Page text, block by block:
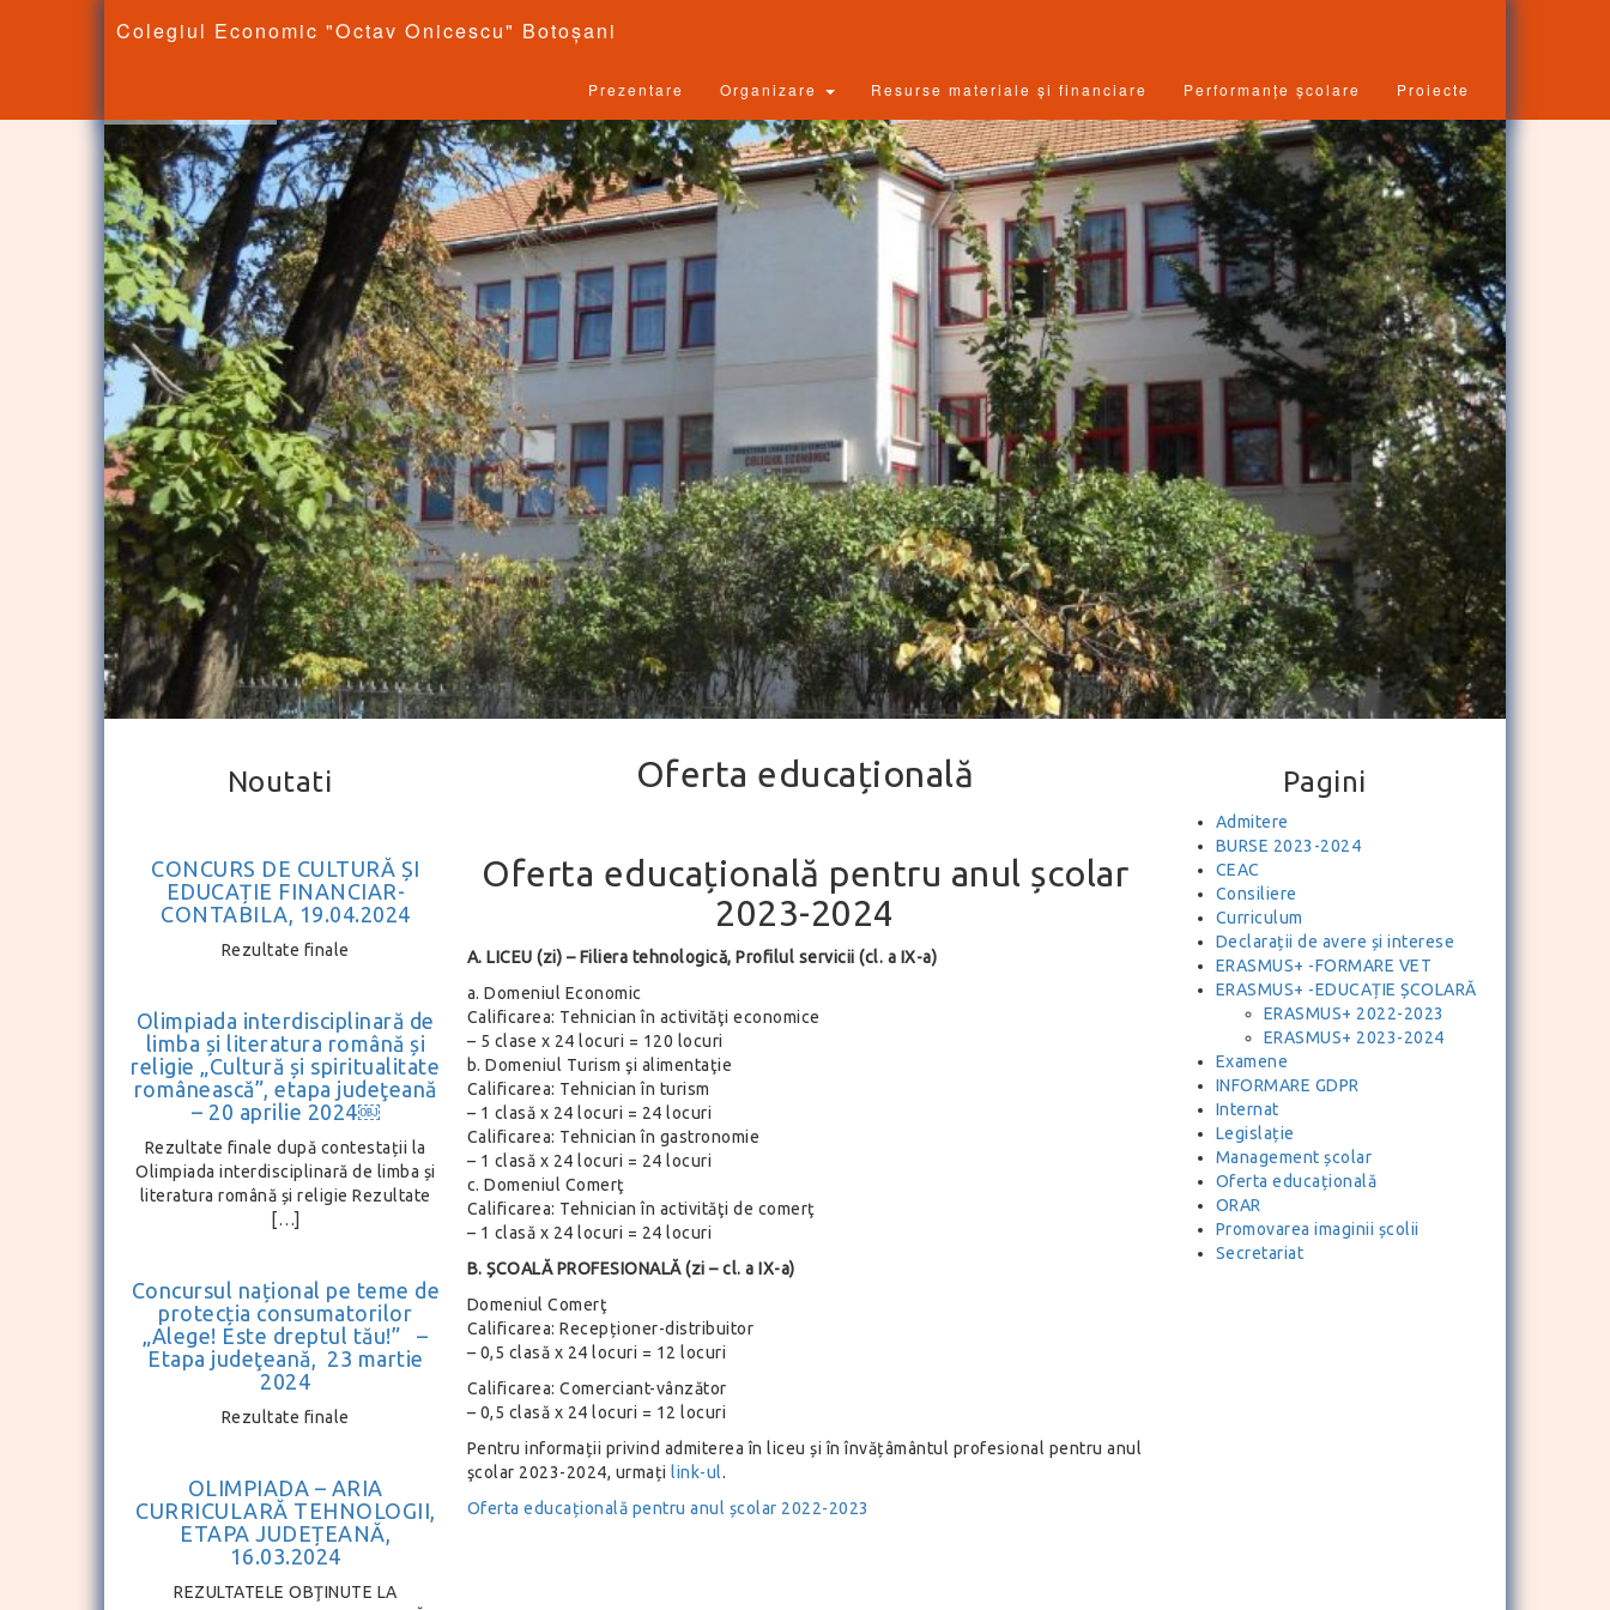
Colegiul Economic "Octav Onicescu" Botoșani
Prezentare Organizare Resurse materiale și financiare Performanțe școlare Proiecte
Noutati
CONCURS DE CULTURĂ ȘI
EDUCAȚIE FINANCIAR-
CONTABILA, 19.04.2024
Rezultate finale
Olimpiada interdisciplinară de
limba și literatura română și
religie „Cultură și spiritualitate
românească”, etapa judeţeană
– 20 aprilie 2024￼
Rezultate finale după contestații la
Olimpiada interdisciplinară de limba și
literatura română și religie Rezultate
[…]
Concursul național pe teme de
protecția consumatorilor
„Alege! Este dreptul tău!” –
Etapa judeţeană, 23 martie
2024
Rezultate finale
OLIMPIADA – ARIA
CURRICULARĂ TEHNOLOGII,
ETAPA JUDEȚEANĂ,
16.03.2024
REZULTATELE OBŢINUTE LA
Oferta educațională
Oferta educațională pentru anul școlar
2023-2024
A. LICEU (zi) – Filiera tehnologică, Profilul servicii (cl. a IX-a)
a. Domeniul Economic
Calificarea: Tehnician în activităţi economice
– 5 clase x 24 locuri = 120 locuri
b. Domeniul Turism şi alimentaţie
Calificarea: Tehnician în turism
– 1 clasă x 24 locuri = 24 locuri
Calificarea: Tehnician în gastronomie
– 1 clasă x 24 locuri = 24 locuri
c. Domeniul Comerţ
Calificarea: Tehnician în activităţi de comerţ
– 1 clasă x 24 locuri = 24 locuri
B. ȘCOALĂ PROFESIONALĂ (zi – cl. a IX-a)
Domeniul Comerţ
Calificarea: Recepționer-distribuitor
– 0,5 clasă x 24 locuri = 12 locuri
Calificarea: Comerciant-vânzător
– 0,5 clasă x 24 locuri = 12 locuri
Pentru informații privind admiterea în liceu și în învățâmântul profesional pentru anul
şcolar 2023-2024, urmați link-ul.
Oferta educațională pentru anul școlar 2022-2023
Pagini
Admitere
BURSE 2023-2024
CEAC
Consiliere
Curriculum
Declarații de avere și interese
ERASMUS+ -FORMARE VET
ERASMUS+ -EDUCAȚIE ȘCOLARĂ
ERASMUS+ 2022-2023
ERASMUS+ 2023-2024
Examene
INFORMARE GDPR
Internat
Legislație
Management școlar
Oferta educațională
ORAR
Promovarea imaginii școlii
Secretariat